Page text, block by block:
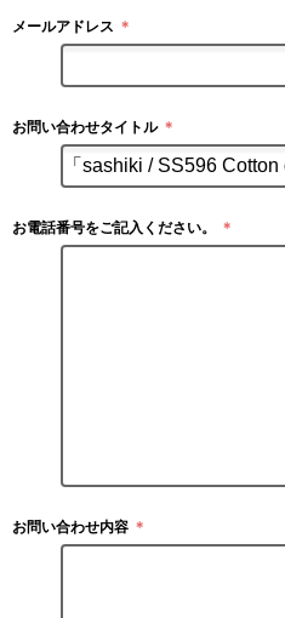
メールアドレス ＊
お問い合わせタイトル ＊
お電話番号をご記入ください。 ＊
お問い合わせ内容 ＊